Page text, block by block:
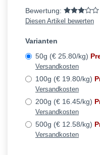
Bewertung:
Diesen Artikel bewerten
Varianten
50g (€ 25.80/kg)
Versandkosten
100g (€ 19.80/kg)
Versandkosten
200g (€ 16.45/kg)
Versandkosten
500g (€ 12.58/kg)
Versandkosten